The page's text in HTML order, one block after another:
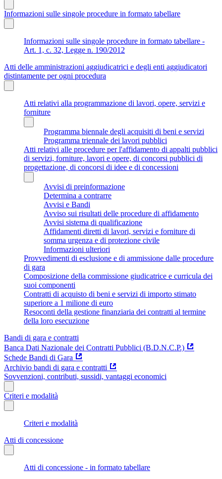
Informazioni sulle singole procedure in formato tabellare
Informazioni sulle singole procedure in formato tabellare -
Art. 1, c. 32, Legge n. 190/2012
Atti delle amministrazioni aggiudicatrici e degli enti aggiudicatori
distintamente per ogni procedura
Atti relativi alla programmazione di lavori, opere, servizi e
forniture
Programma biennale degli acquisiti di beni e servizi
Programma triennale dei lavori pubblici
Atti relativi alle procedure per l'affidamento di appalti pubblici
di servizi, forniture, lavori e opere, di concorsi pubblici di
progettazione, di concorsi di idee e di concessioni
Avvisi di preinformazione
Determina a contrarre
Avvisi e Bandi
Avviso sui risultati delle procedure di affidamento
Avvisi sistema di qualificazione
Affidamenti diretti di lavori, servizi e forniture di
somma urgenza e di protezione civile
Informazioni ulteriori
Provvedimenti di esclusione e di ammissione dalle procedure
di gara
Composizione della commissione giudicatrice e curricula dei
suoi componenti
Contratti di acquisto di beni e servizi di importo stimato
superiore a 1 milione di euro
Resoconti della gestione finanziaria dei contratti al termine
della loro esecuzione
Bandi di gara e contratti
Banca Dati Nazionale dei Contratti Pubblici (B.D.N.C.P.)
Schede Bandi di Gara
Archivio bandi di gara e contratti
Sovvenzioni, contributi, sussidi, vantaggi economici
Criteri e modalità
Criteri e modalità
Atti di concessione
Atti di concessione - in formato tabellare